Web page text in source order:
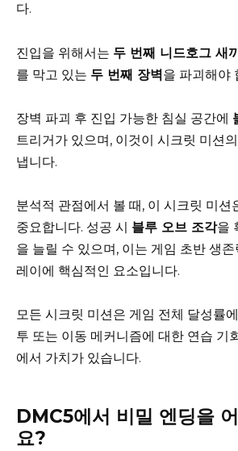
다.
진입을 위해서는 두 번째 니드호그 새
를 막고 있는 두 번째 장벽을 파괴해야
장벽 파괴 후 진입 가능한 침실 공간에
트리거가 있으며, 이것이 시크릿 미션
냅니다.
분석적 관점에서 볼 때, 이 시크릿 미션
중요합니다. 성공 시 블루 오브 조각을
을 늘릴 수 있으며, 이는 게임 초반 생
레이에 핵심적인 요소입니다.
모든 시크릿 미션은 게임 전체 달성률
투 또는 이동 메커니즘에 대한 연습 기
에서 가치가 있습니다.
DMC5에서 비밀 엔딩을
요?